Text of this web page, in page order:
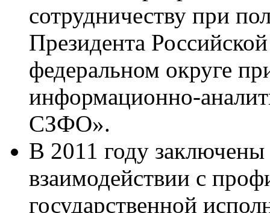
сотрудничеству при
Президента
федеральном округе
информационно-
СЗФО».
В 2011 году
взаимодействии с
государственной